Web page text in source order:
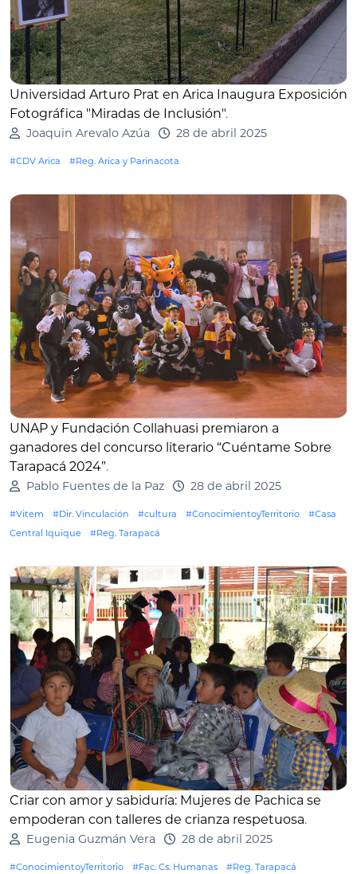
Universidad Arturo Prat en Arica Inaugura Exposición
Fotográfica "Miradas de Inclusión".
Joaquin Arevalo Azúa 28 de abril 2025
#CDV Arica #Reg. Arica y Parinacota
UNAP y Fundación Collahuasi premiaron a
ganadores del concurso literario “Cuéntame Sobre
Tarapacá 2024”.
Pablo Fuentes de la Paz 28 de abril 2025
#Vitem #Dir. Vinculación #cultura #ConocimientoyTerritorio
#Casa
Central Iquique
#Reg. Tarapacá
Criar con amor y sabiduría: Mujeres de Pachica se
empoderan con talleres de crianza respetuosa.
Eugenia Guzmán Vera 28 de abril 2025
#ConocimientoyTerritorio #Fac. Cs. Humanas
#Reg. Tarapacá